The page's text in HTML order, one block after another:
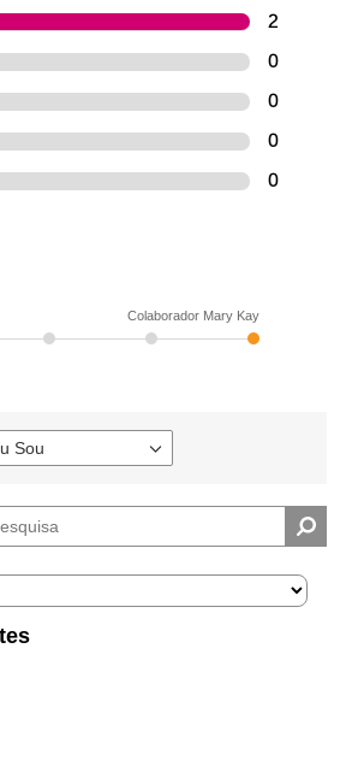
2
0
0
0
0
Colaborador Mary Kay
Sou